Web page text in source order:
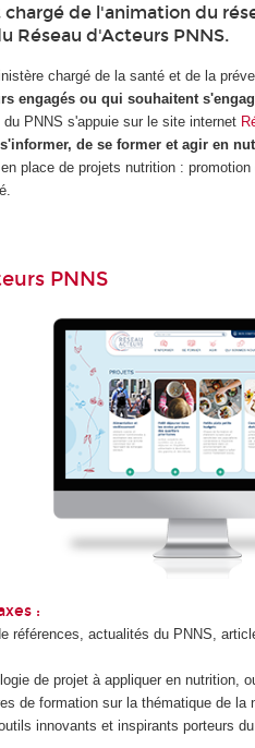
chargé de l'animation du
Réseau d'Acteurs PNNS.
chargé de la santé et de la
engagés ou qui souhaitent
du PNNS s'appuie sur le site internet
s'informer, de se former et agir en
place de projets nutrition :
PNNS
:
références, actualités du PNNS,
de projet à appliquer en nutrition,
de formation sur la thématique de la
innovants et inspirants porteurs